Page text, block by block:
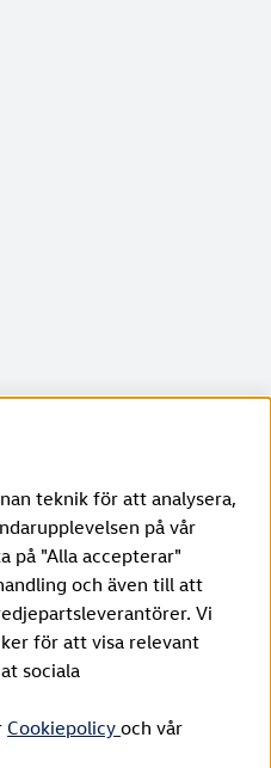
GmbH
2020):
inom EU:s medlemsländer samt
2024):
inom EU:s medlemsländer samt
Island och Norge.
tillgängliga via en länk
appen. I framtiden kommer
direkt i varumärkesappen.
ska kunna ansluta till Elli-serverdel
teknik för att analysera,
på vår
på "Alla accepterar"
och även till att
Vi
för att visa relevant
sociala
Cookiepolicyoch vår